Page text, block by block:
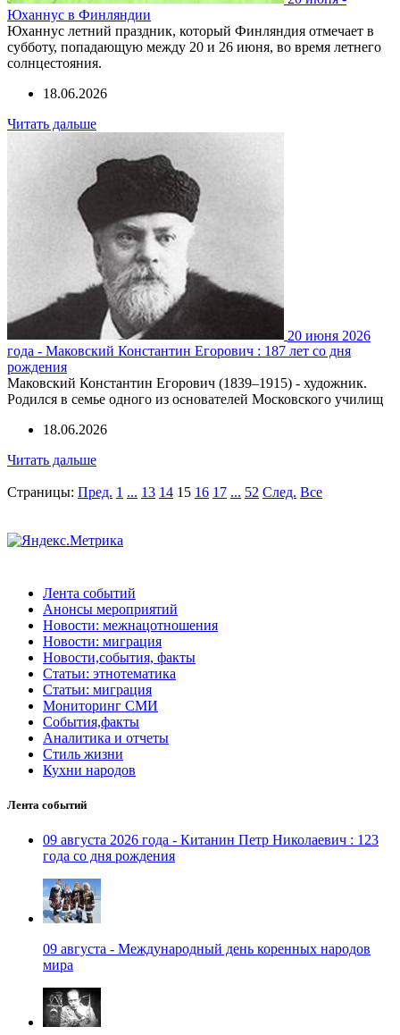
Юханнус в Финляндии
Юханнус летний праздник, который Финляндия отмечает в
субботу, попадающую между 20 и 26 июня, во время летнего
солнцестояния.
18.06.2026
Читать дальше
20 июня 2026
года - Маковский Константин Егорович : 187 лет со дня
рождения
Маковский Константин Егорович (1839–1915) - художник.
Родился в семье одного из основателей Московского училищ
18.06.2026
Читать дальше
Страницы: Пред. 1 ... 13 14 15 16 17 ... 52 След. Все
Лента событий
Анонсы мероприятий
Новости: межнацотношения
Новости: миграция
Новости,события, факты
Статьи: этнотематика
Статьи: миграция
Мониторинг СМИ
События,факты
Аналитика и отчеты
Стиль жизни
Кухни народов
Лента событий
09 августа 2026 года - Китанин Петр Николаевич : 123
года со дня рождения
09 августа - Международный день коренных народов
мира